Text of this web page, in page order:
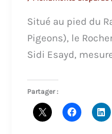
Situé au pied du
Pigeons), le
Sidi Esayd,
Partager :